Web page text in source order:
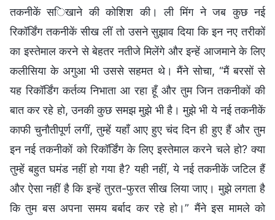
तकनीकें सिखाने की कोशिश की। ली मिंग ने जब कुछ नई
रिकॉर्डिंग तकनीकें सीख लीं तो उसने सुझाव दिया कि इन नए तरीकों
का इस्तेमाल करने से बेहतर नतीजे मिलेंगे और इन्हें आजमाने के लिए
कलीसिया के अगुआ भी उससे सहमत थे। मैंने सोचा, “मैं बरसों से
यह रिकॉर्डिंग कर्तव्य निभाता आ रहा हूँ और तुम जिन तकनीकों की
बात कर रहे हो, उनकी कुछ समझ मुझे भी है। मुझे भी ये नई तकनीकें
काफी चुनौतीपूर्ण लगीं, तुम्हें यहाँ आए हुए चंद दिन ही हुए हैं और तुम
इन नई तकनीकों को रिकॉर्डिंग के लिए इस्तेमाल करने चले हो? क्या
तुम्हें बहुत घमंड नहीं हो गया है? यही नहीं, ये नई तकनीकें जटिल हैं
और ऐसा नहीं है कि इन्हें तुरत-फुरत सीख लिया जाए। मुझे लगता है
कि तुम बस अपना समय बर्बाद कर रहे हो।” मैंने इस मामले को